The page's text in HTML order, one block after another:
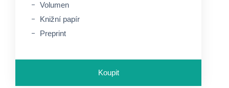
Volumen
Knižní papír
Preprint
Koupit